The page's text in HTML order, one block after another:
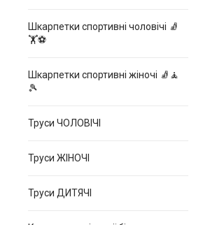
Шкарпетки спортивні чоловічі 🧦
🏋⚽
Шкарпетки спортивні жіночі 🧦🧘
🎾
Труси ЧОЛОВІЧІ
Труси ЖІНОЧІ
Труси ДИТЯЧІ